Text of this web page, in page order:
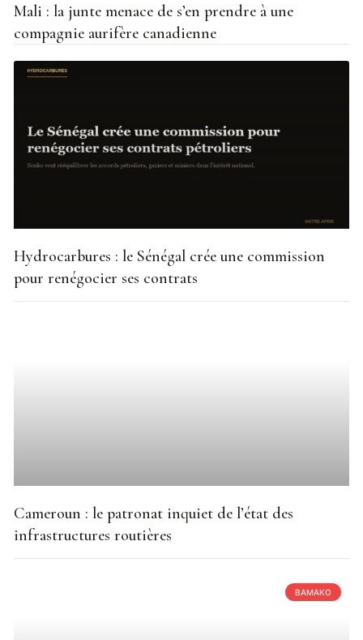
Mali : la junte menace de s’en prendre à une
compagnie aurifère canadienne
Hydrocarbures : le Sénégal crée une commission
pour renégocier ses contrats
Cameroun : le patronat inquiet de l’état des
infrastructures routières
BAMAKO